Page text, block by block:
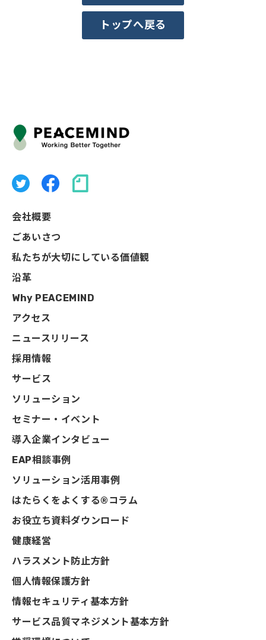
トップへ戻る
会社概要
ごあいさつ
私たちが大切にしている価値観
沿革
Why PEACEMIND
アクセス
ニュースリリース
採用情報
サービス
ソリューション
セミナー・イベント
導入企業インタビュー
EAP相談事例
ソリューション活用事例
はたらくをよくする®コラム
お役立ち資料ダウンロード
健康経営
ハラスメント防止方針
個人情報保護方針
情報セキュリティ基本方針
サービス品質マネジメント基本方針